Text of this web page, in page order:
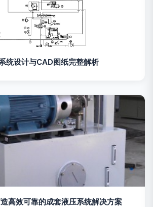
统设计与CAD图纸完整解析
造高效可靠的成套液压系统解决方案